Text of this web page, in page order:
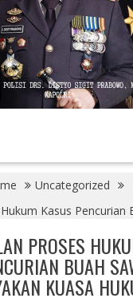
Uncategorized
Kasus Pencurian
PROSES
BUAH
KUASA